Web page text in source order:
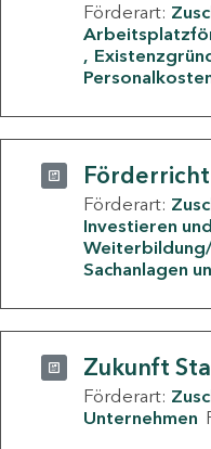
Förderart:
Förderart:
Investieren
Sachanlagen
Zukunft
Förderart:
Unternehmen